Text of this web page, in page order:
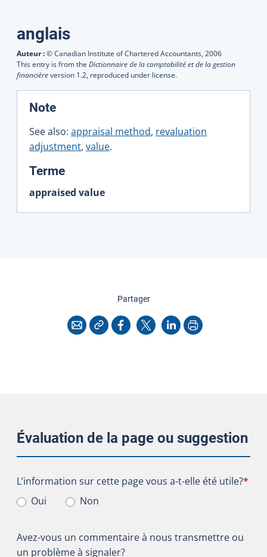
Traductions
anglais
Auteur :© Canadian Institute of Chartered Accountants, 2006
This entry is from the Dictionnaire de la comptabilité et de la gestion
financièreversion 1.2, reproduced under license.
Note:
See also: appraisal method, revaluation
adjustment, value.
Terme:
appraised value
Partagercette page
CourrielCopier l'adresse
Facebook
X LinkedInImprimer
Évaluation de la page ou suggestion
L’information sur cette page vous a-t-elle été utile?
L’information sur cette page vous a-t-elle été utile?*
Oui
Non
Avez-vous un commentaire à nous transmettre ou
un problème à signaler?